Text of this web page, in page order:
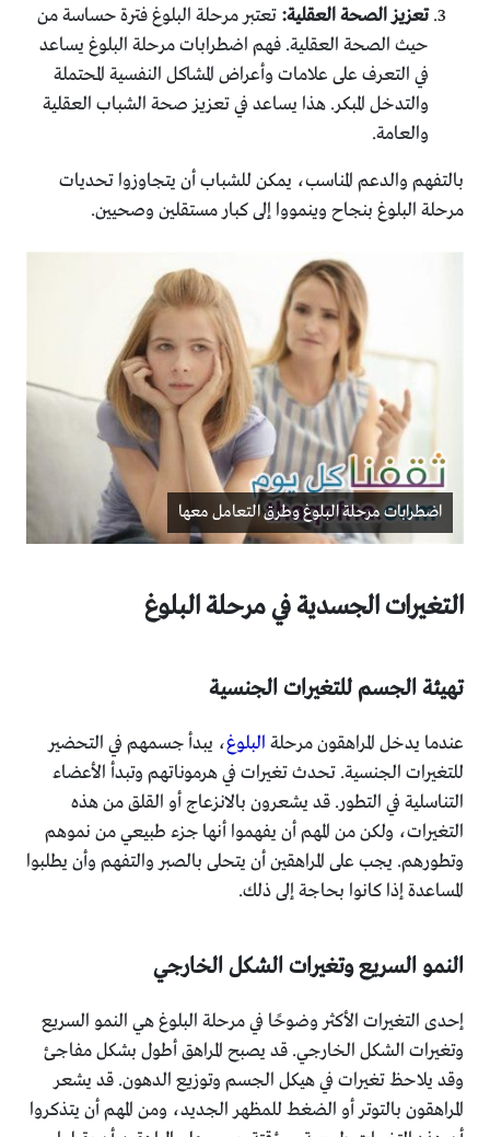
تعزيز الصحة العقلية: تعتبر مرحلة البلوغ فترة حساسة من
حيث الصحة العقلية. فهم اضطرابات مرحلة البلوغ يساعد
في التعرف على علامات وأعراض المشاكل النفسية المحتملة
والتدخل المبكر. هذا يساعد في تعزيز صحة الشباب العقلية
والعامة.
بالتفهم والدعم المناسب، يمكن للشباب أن يتجاوزوا تحديات
مرحلة البلوغ بنجاح وينمووا إلى كبار مستقلين وصحيين.
اضطرابات مرحلة البلوغ وطرق التعامل معها
التغيرات الجسدية في مرحلة البلوغ
تهيئة الجسم للتغيرات الجنسية
عندما يدخل المراهقون مرحلة البلوغ، يبدأ جسمهم في التحضير
للتغيرات الجنسية. تحدث تغيرات في هرموناتهم وتبدأ الأعضاء
التناسلية في التطور. قد يشعرون بالانزعاج أو القلق من هذه
التغيرات، ولكن من المهم أن يفهموا أنها جزء طبيعي من نموهم
وتطورهم. يجب على المراهقين أن يتحلى بالصبر والتفهم وأن يطلبوا
المساعدة إذا كانوا بحاجة إلى ذلك.
النمو السريع وتغيرات الشكل الخارجي
إحدى التغيرات الأكثر وضوحًا في مرحلة البلوغ هي النمو السريع
وتغيرات الشكل الخارجي. قد يصبح المراهق أطول بشكل مفاجئ
وقد يلاحظ تغيرات في هيكل الجسم وتوزيع الدهون. قد يشعر
المراهقون بالتوتر أو الضغط للمظهر الجديد، ومن المهم أن يتذكروا